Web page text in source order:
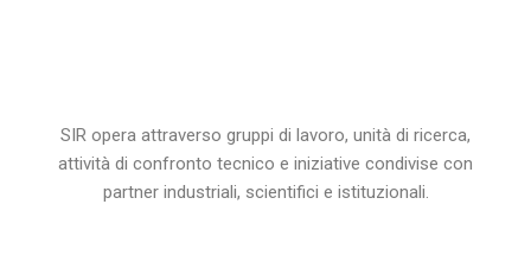
SIR opera attraverso gruppi di lavoro, unità di ricerca,
attività di confronto tecnico e iniziative condivise con
partner industriali, scientifici e istituzionali.